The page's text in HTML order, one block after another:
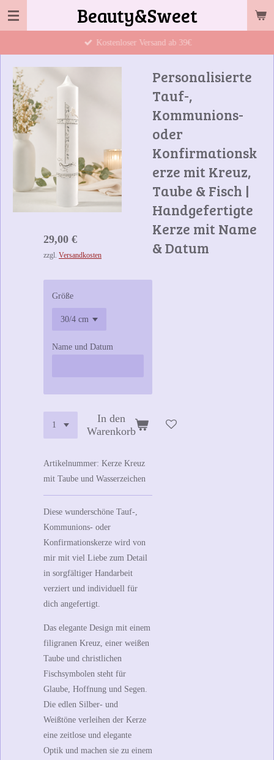
Zum
Beauty&Sweet
Kostenloser Versand ab 39€
Personalisierte
Tauf-,
Kommunions-
oder
Konfirmationsk
erze mit Kreuz,
Taube & Fisch |
Handgefertigte
Kerze mit Name
& Datum
29,00 €
zzgl. Versandkosten
Größe
Name und Datum
In den
Warenkorb
Artikelnummer: Kerze Kreuz
mit Taube und Wasserzeichen
Diese wunderschöne Tauf-,
Kommunions- oder
Konfirmationskerze wird von
mir mit viel Liebe zum Detail
in sorgfältiger Handarbeit
verziert und individuell für
dich angefertigt.
Das elegante Design mit einem
filigranen Kreuz, einer weißen
Taube und christlichen
Fischsymbolen steht für
Glaube, Hoffnung und Segen.
Die edlen Silber- und
Weißtöne verleihen der Kerze
eine zeitlose und elegante
Optik und machen sie zu einem